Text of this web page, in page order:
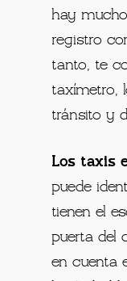
hay
registro
tanto, te
taxímetro,
tránsito y
Los taxis
puede
tienen el
puerta del
en cuenta